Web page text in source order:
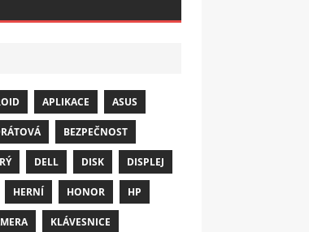
APLIKACE ASUS
BEZPEČNOST
DELL DISK DISPLEJ
HERNÍ HONOR HP
KLÁVESNICE